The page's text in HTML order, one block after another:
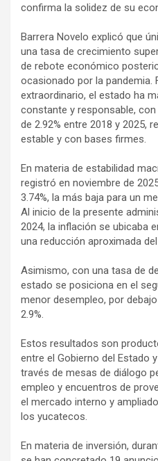
confirma la solidez de su
Barrera Novelo explicó que
una tasa de crecimiento
de rebote económico
ocasionado por la pandemia.
extraordinario, el estado ha
constante y responsable,
de 2.92% entre 2018 y 2025,
estable y con bases firmes.
En materia de estabilidad
registró en noviembre de
3.74%, la más baja para un
Al inicio de la presente
2024, la inflación se ubicaba
una reducción aproximada del
Asimismo, con una tasa de
estado se posiciona en el
menor desempleo, por
2.9%.
Estos resultados son
entre el Gobierno del Estado
través de mesas de diálogo
empleo y encuentros de
el mercado interno y
los yucatecos.
En materia de inversión,